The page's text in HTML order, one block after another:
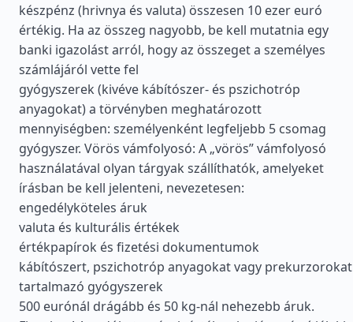
készpénz (hrivnya és valuta) összesen 10 ezer euró
értékig. Ha az összeg nagyobb, be kell mutatnia egy
banki igazolást arról, hogy az összeget a személyes
számlájáról vette fel
gyógyszerek (kivéve kábítószer- és pszichotróp
anyagokat) a törvényben meghatározott
mennyiségben: személyenként legfeljebb 5 csomag
gyógyszer. Vörös vámfolyosó: A „vörös” vámfolyosó
használatával olyan tárgyak szállíthatók, amelyeket
írásban be kell jelenteni, nevezetesen:
engedélyköteles áruk
valuta és kulturális értékek
értékpapírok és fizetési dokumentumok
kábítószert, pszichotróp anyagokat vagy prekurzorokat
tartalmazó gyógyszerek
500 eurónál drágább és 50 kg-nál nehezebb áruk.